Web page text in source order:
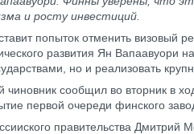
и росту инвестиций.
попыток отменить визовый
развития Ян Вапаавуори
но и реализовать
сообщил во вторник в
первой очереди финского
правительства Дмитрий